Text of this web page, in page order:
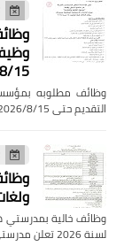
15
وظائف مطلوبه
التقديم حتى 2026/8/15 للذكور والإناث اعلان…
ولغات
لسنة 2026 تعلن مدرستي هيئة قناة السويس عربي …